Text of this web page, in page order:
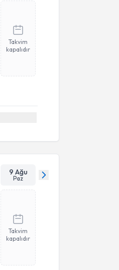
Takvim
kapalıdır
9 Ağu
Paz
Takvim
kapalıdır